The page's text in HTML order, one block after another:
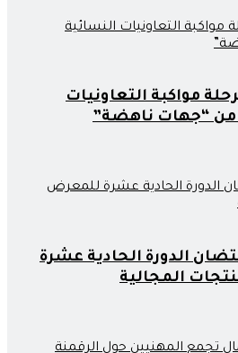
مواكبة التعاونيات
من “جهات ناهضة”
الدورة الحادية عشرة
المجالية